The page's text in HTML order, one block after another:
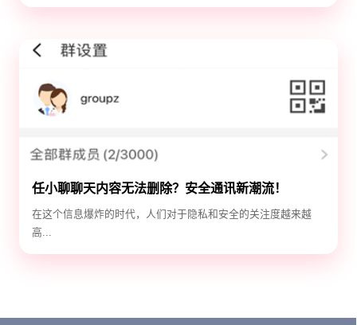
任小聊聊天内容无法删除？安全通讯新潮流！
在这个信息爆炸的时代，人们对于隐私和安全的关注度越来越
高...